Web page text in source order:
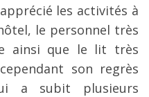
les activités à
le personnel très
ainsi que le lit très
son regrès
a subit plusieurs